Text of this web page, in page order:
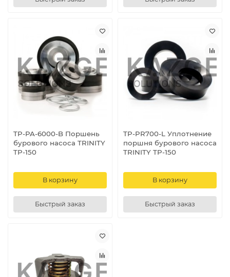
TP-PA-6000-B Поршень
бурового насоса TRINITY
TP-150
В корзину
Быстрый заказ
TP-PR700-L Уплотнение
поршня бурового насоса
TRINITY TP-150
В корзину
Быстрый заказ